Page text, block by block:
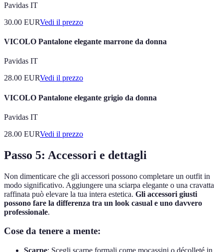
Pavidas IT
30.00 EURVedi il prezzo
VICOLO Pantalone elegante marrone da donna
Pavidas IT
28.00 EURVedi il prezzo
VICOLO Pantalone elegante grigio da donna
Pavidas IT
28.00 EURVedi il prezzo
Passo 5: Accessori e dettagli
Non dimenticare che gli accessori possono completare un outfit in
modo significativo. Aggiungere una sciarpa elegante o una cravatta
raffinata può elevare la tua intera estetica. Gli accessori giusti
possono fare la differenza tra un look casual e uno davvero
professionale.
Cose da tenere a mente:
Scarpe: Scegli scarpe formali come mocassini o décolleté in